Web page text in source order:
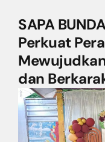
SAPA
Perkuat
dan